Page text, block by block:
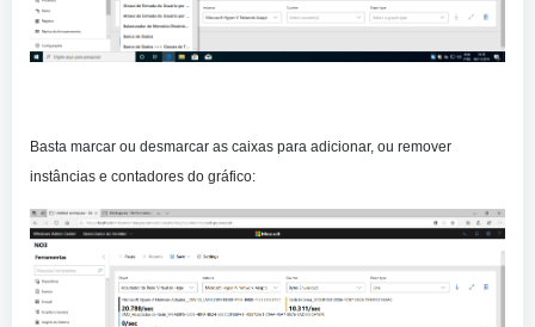
Basta marcar ou desmarcar as caixas para adicionar, ou remover
instâncias e contadores do gráfico: